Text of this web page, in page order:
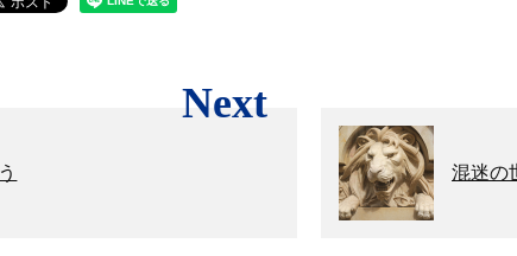
Next
混迷の